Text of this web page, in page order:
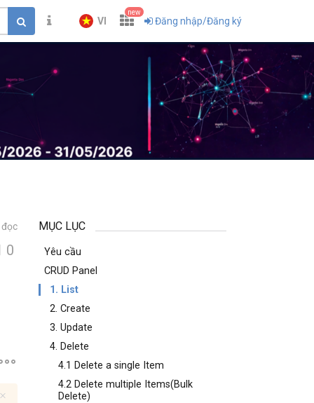
VI
new
Đăng nhập/Đăng ký
0
MỤC LỤC
Yêu cầu
CRUD Panel
1. List
2. Create
3. Update
4. Delete
4.1 Delete a single Item
4.2 Delete multiple Items(Bulk
Delete)